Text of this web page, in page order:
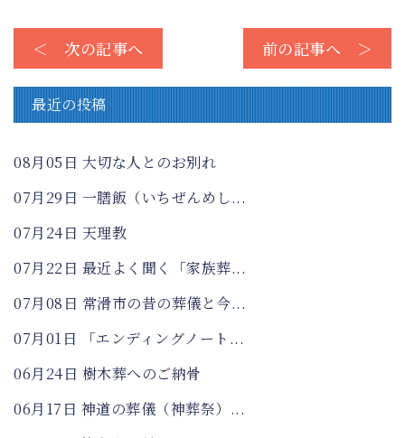
＜ 次の記事へ 前の記事へ ＞
最近の投稿
08月05日 大切な人とのお別れ
07月29日 一膳飯（いちぜんめし...
07月24日 天理教
07月22日 最近よく聞く「家族葬...
07月08日 常滑市の昔の葬儀と今...
07月01日 「エンディングノート...
06月24日 樹木葬へのご納骨
06月17日 神道の葬儀（神葬祭）...